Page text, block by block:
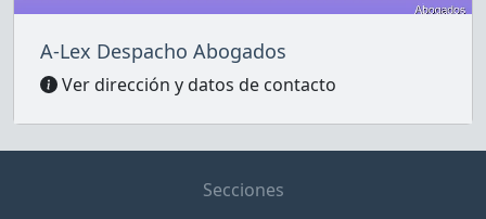
A-Lex Despacho Abogados
Ver dirección y datos de contacto
Secciones